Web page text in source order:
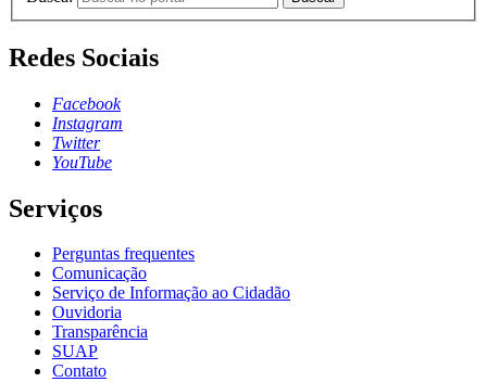
Redes Sociais
Facebook
Instagram
Twitter
YouTube
Serviços
Perguntas frequentes
Comunicação
Serviço de Informação ao Cidadão
Ouvidoria
Transparência
SUAP
Contato